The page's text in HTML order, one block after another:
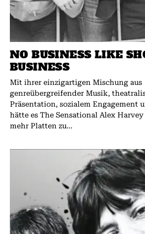
NO BUSINESS LIKE
BUSINESS
Mit ihrer einzigartigen Mischung aus
genreübergreifender Musik,
Präsentation, sozialem Engagement
hätte es The Sensational Alex
mehr Platten zu...